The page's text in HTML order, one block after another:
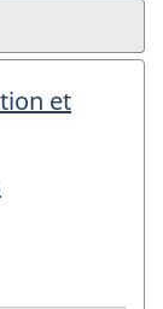
et